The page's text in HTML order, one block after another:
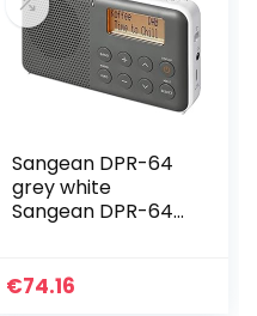
Sangean DPR-64
grey white
Sangean DPR-64
Display, Stereo-
€74.16